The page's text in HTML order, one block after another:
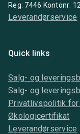
Reg: 7446 Kontonr:
Leverandørservice
Quick links
Salg- og
Salg- og
Privatlivspolitik for
Økologicertifikat
Leverandørservice